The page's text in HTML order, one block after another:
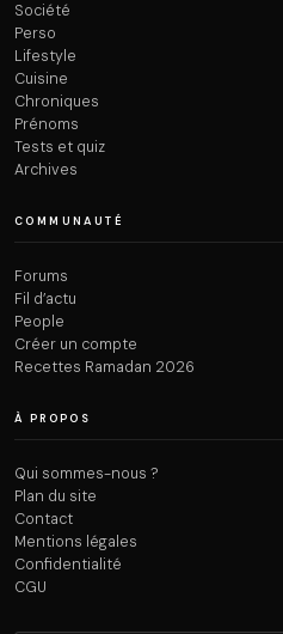
Société
Perso
Lifestyle
Cuisine
Chroniques
Prénoms
Tests et quiz
Archives
COMMUNAUTÉ
Forums
Fil d’actu
People
Créer un compte
Recettes Ramadan 2026
À PROPOS
Qui sommes-nous ?
Plan du site
Contact
Mentions légales
Confidentialité
CGU